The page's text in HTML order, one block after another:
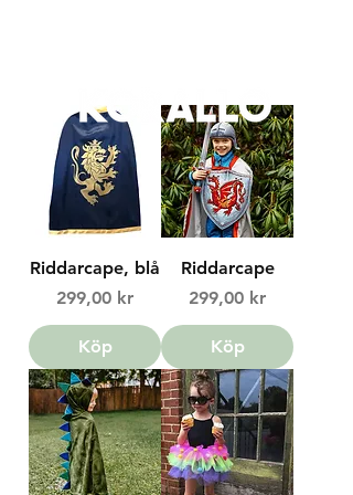
Riddarcape, blå
Price
299,00 kr
Köp
Riddarcape
Price
299,00 kr
Köp